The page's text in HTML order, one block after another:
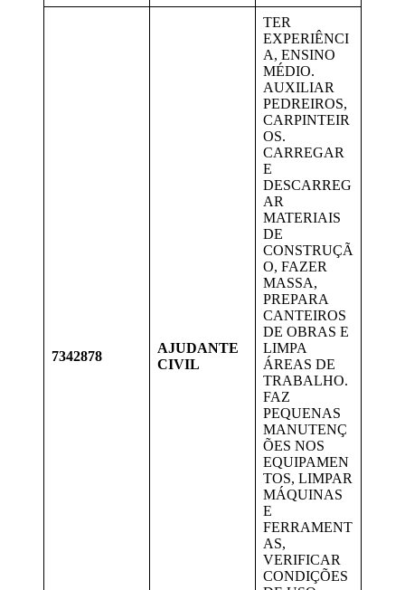
7342878
AJUDANTE
CIVIL
TER
EXPERIÊNCI
A, ENSINO
MÉDIO.
AUXILIAR
PEDREIROS,
CARPINTEIR
OS.
CARREGAR
E
DESCARREG
AR
MATERIAIS
DE
CONSTRUÇÃ
O, FAZER
MASSA,
PREPARA
CANTEIROS
DE OBRAS E
LIMPA
ÁREAS DE
TRABALHO.
FAZ
PEQUENAS
MANUTENÇ
ÕES NOS
EQUIPAMEN
TOS, LIMPAR
MÁQUINAS
E
FERRAMENT
AS,
VERIFICAR
CONDIÇÕES